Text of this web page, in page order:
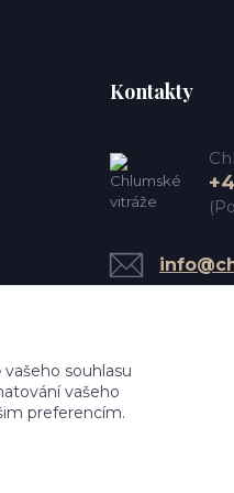
Kontakty
souhlasu
vašeho
preferencím.